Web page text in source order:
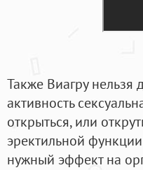
Также Виагру
активность
открыться, или
эректильной
нужный эффект на